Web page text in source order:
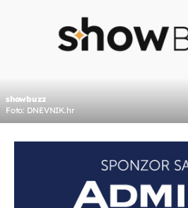
showbuzz
Foto: DNEVNIK.hr